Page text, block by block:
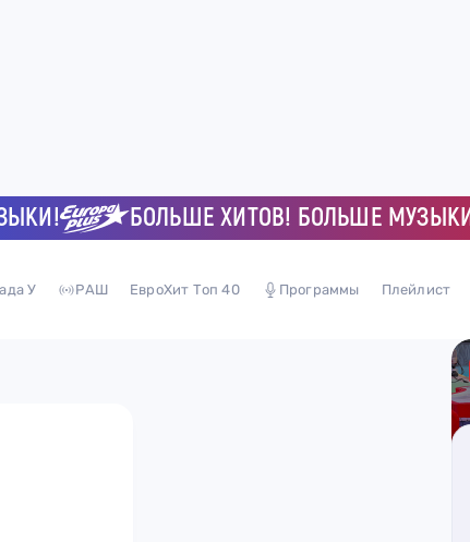
БОЛЬШЕ ХИТОВ! БОЛЬШЕ МУЗЫКИ!
У РАШ ЕвроХит Топ 40 Программы Плейлист